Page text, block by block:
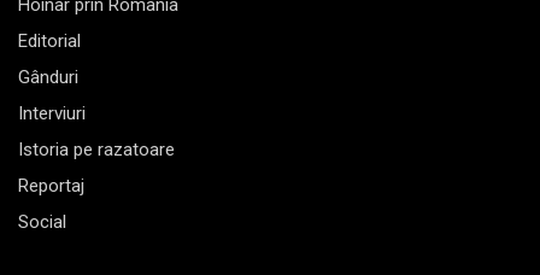
Editorial
Gânduri
Interviuri
Istoria pe razatoare
Reportaj
Social